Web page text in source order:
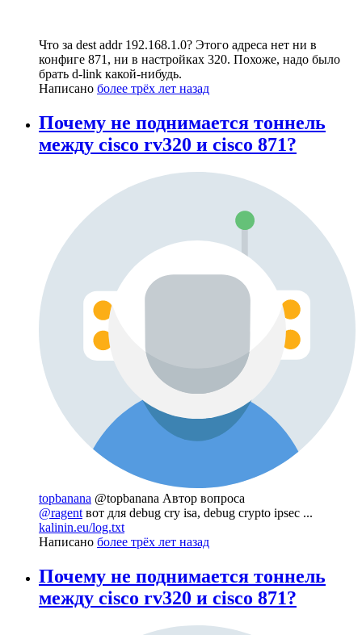
Что за dest addr 192.168.1.0? Этого адреса нет ни в
конфиге 871, ни в настройках 320. Похоже, надо было
брать d-link какой-нибудь.
Написано более трёх лет назад
Почему не поднимается тоннель
между cisco rv320 и cisco 871?
topbanana @topbanana Автор вопроса
@ragent вот для debug cry isa, debug crypto ipsec ...
kalinin.eu/log.txt
Написано более трёх лет назад
Почему не поднимается тоннель
между cisco rv320 и cisco 871?